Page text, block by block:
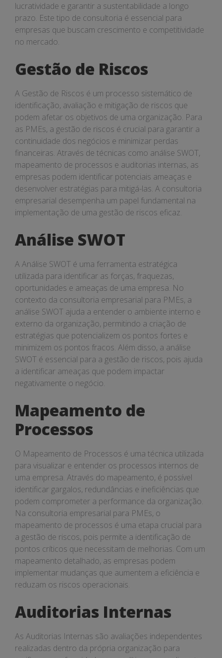
lucratividade e garantir a sustentabilidade a longo
prazo. Este tipo de consultoria é essencial para
empresas que buscam crescimento e competitividade
no mercado.
Gestão de Riscos
A Gestão de Riscos é um processo sistemático de
identificação, avaliação e mitigação de riscos que
podem afetar os objetivos de uma organização. Para
as PMEs, a gestão de riscos é crucial para garantir a
continuidade dos negócios e minimizar perdas
financeiras. Através de técnicas como análise SWOT,
mapeamento de processos e auditorias internas, as
empresas podem identificar potenciais ameaças e
desenvolver estratégias para mitigá-las. A consultoria
empresarial desempenha um papel fundamental na
implementação de uma gestão de riscos eficaz.
Análise SWOT
A Análise SWOT é uma ferramenta estratégica
utilizada para identificar as forças, fraquezas,
oportunidades e ameaças de uma empresa. No
contexto da consultoria empresarial para PMEs, a
análise SWOT ajuda a entender o ambiente interno e
externo da organização, permitindo a criação de
estratégias que potencializem os pontos fortes e
minimizem os pontos fracos. Além disso, a análise
SWOT é essencial para a gestão de riscos, pois ajuda
a identificar ameaças que podem impactar
negativamente o negócio.
Mapeamento de
Processos
O Mapeamento de Processos é uma técnica utilizada
para visualizar e entender os processos internos de
uma empresa. Através do mapeamento, é possível
identificar gargalos, redundâncias e ineficiências que
podem comprometer a performance da organização.
Na consultoria empresarial para PMEs, o
mapeamento de processos é uma etapa crucial para
a gestão de riscos, pois permite a identificação de
pontos críticos que necessitam de melhorias. Com um
mapeamento detalhado, as empresas podem
implementar mudanças que aumentem a eficiência e
reduzam os riscos operacionais.
Auditorias Internas
As Auditorias Internas são avaliações independentes
realizadas dentro da própria organização para